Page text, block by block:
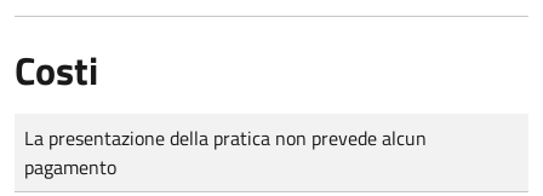
Costi
Tipo di pagamento
Importo
La presentazione della pratica non prevede alcun
pagamento